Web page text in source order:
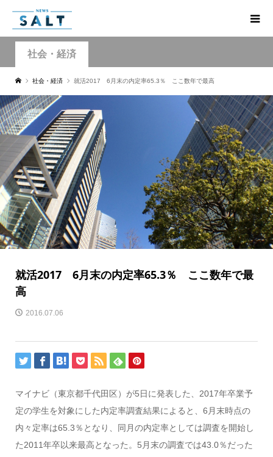
社会・経済
社会・経済 就活2017 6月末の内定率65.3％ ここ数年で最高
就活2017 6月末の内定率65.3％ ここ数年で最
高
2016.07.06
マイナビ（東京都千代田区）が5日に発表した、2017年卒業予
定の学生を対象にした内定率調査結果によると、6月末時点の
内々定率は65.3％となり、同月の内定率としては調査を開始し
た2011年卒以来最高となった。5月末の調査では43.0％だった